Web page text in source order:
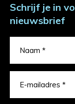
Schrijf je in
nieuwsbrief